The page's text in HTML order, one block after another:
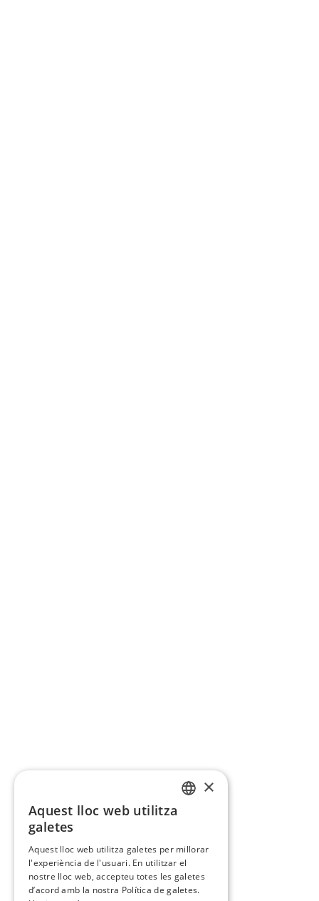
×
Aquest lloc web utilitza
galetes
Aquest lloc web utilitza galetes per millorar
l'experiència de l'usuari. En utilitzar el
nostre lloc web, accepteu totes les galetes
d’acord amb la nostra Política de galetes.